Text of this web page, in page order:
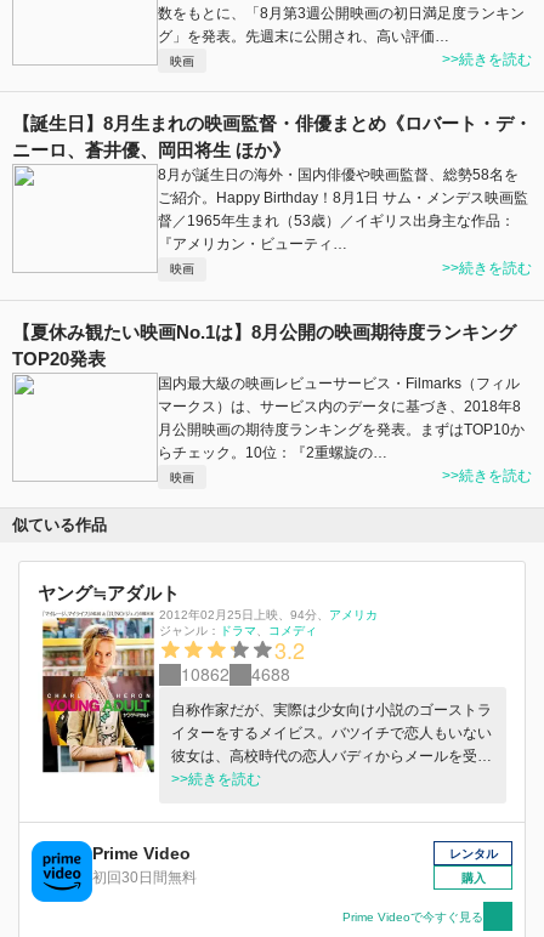
数をもとに、「8月第3週公開映画の初日満足度ランキン
グ」を発表。先週末に公開され、高い評価…
映画 >>続きを読む
【誕生日】8月生まれの映画監督・俳優まとめ《ロバート・デ・
ニーロ、蒼井優、岡田将生 ほか》
8月が誕生日の海外・国内俳優や映画監督、総勢58名を
ご紹介。Happy Birthday！8月1日 サム・メンデス映画監
督／1965年生まれ（53歳）／イギリス出身主な作品：
『アメリカン・ビューティ…
映画 >>続きを読む
【夏休み観たい映画No.1は】8月公開の映画期待度ランキング
TOP20発表
国内最大級の映画レビューサービス・Filmarks（フィル
マークス）は、サービス内のデータに基づき、2018年8
月公開映画の期待度ランキングを発表。まずはTOP10か
らチェック。10位：『2重螺旋の…
映画 >>続きを読む
似ている作品
ヤング≒アダルト
2012年02月25日上映 94分
アメリカ
ジャンル：
ドラマ コメディ
3.2
10862 4688
自称作家だが、実際は少女向け小説のゴーストラ
イターをするメイビス。バツイチで恋人もいない
彼女は、高校時代の恋人バディからメールを受け
取り、久々に故郷に帰る。今もバディの心は自分
戻そうとするが…。
>>続きを読む
Prime Video
初回30日間無料
レンタル
購入
Prime Videoで今すぐ見る